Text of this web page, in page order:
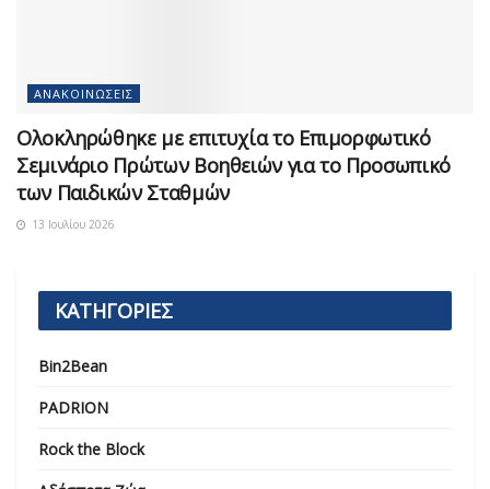
ΑΝΑΚΟΙΝΏΣΕΙΣ
Ολοκληρώθηκε με επιτυχία το Επιμορφωτικό
Σεμινάριο Πρώτων Βοηθειών για το Προσωπικό
των Παιδικών Σταθμών
13 Ιουλίου 2026
ΚΑΤΗΓΟΡΙΕΣ
Bin2Bean
PADRION
Rock the Block